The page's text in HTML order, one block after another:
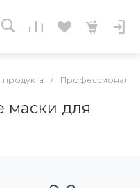
продукта /
маски для